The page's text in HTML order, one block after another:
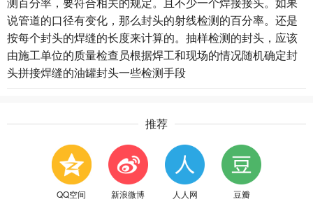
说管道的口径有变化，那么封头的射线检测的百分率。还是
按每个封头的焊缝的长度来计算的。抽样检测的封头，应该
由施工单位的质量检查员根据焊工和现场的情况随机确定封
头拼接焊缝的油罐封头一些检测手段
推荐
QQ空间 新浪微博 人人网 豆瓣